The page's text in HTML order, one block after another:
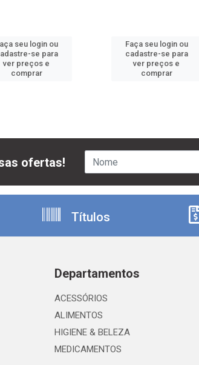
seu login ou
se para
ver preços e
comprar
Faça seu login ou
cadastre-se para
ver preços e
comprar
ofertas!
Títulos
Departamentos
ACESSÓRIOS
ALIMENTOS
HIGIENE & BELEZA
MEDICAMENTOS